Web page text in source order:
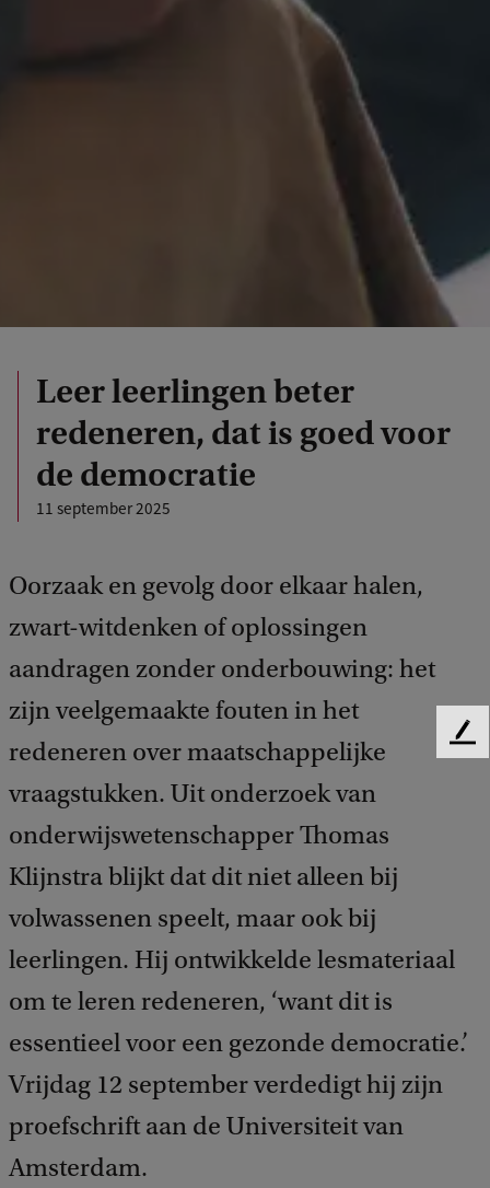
Leer leerlingen beter
redeneren, dat is goed voor
de democratie
11 september 2025
Oorzaak en gevolg door elkaar halen,
zwart-witdenken of oplossingen
aandragen zonder onderbouwing: het
zijn veelgemaakte fouten in het
redeneren over maatschappelijke
vraagstukken. Uit onderzoek van
onderwijswetenschapper Thomas
Klijnstra blijkt dat dit niet alleen bij
volwassenen speelt, maar ook bij
leerlingen. Hij ontwikkelde lesmateriaal
om te leren redeneren, ‘want dit is
essentieel voor een gezonde democratie.’
Vrijdag 12 september verdedigt hij zijn
proefschrift aan de Universiteit van
Amsterdam.
F